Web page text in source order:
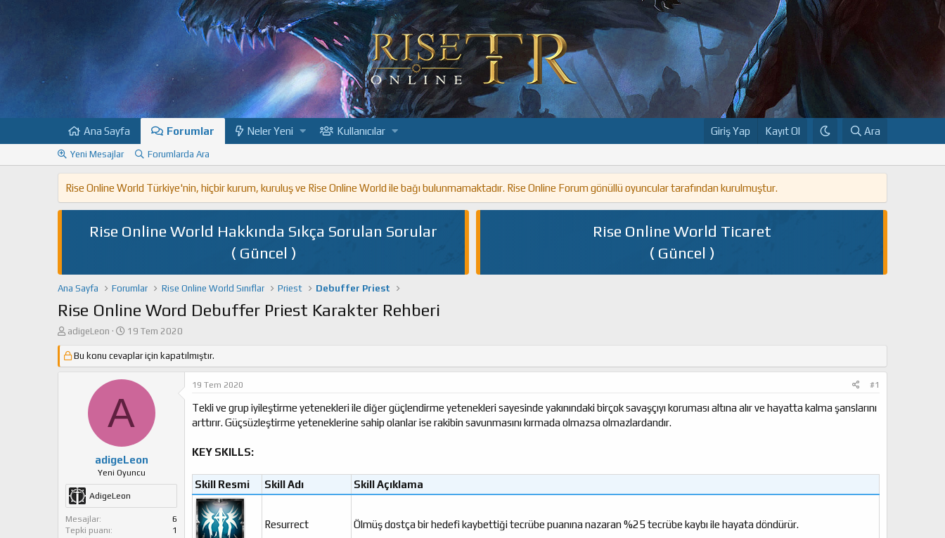
Ana Sayfa Forumlar Neler Yeni Kullanıcılar Giriş Yap Kayıt Ol Ara
Yeni Mesajlar Forumlarda Ara
Rise Online World Türkiye'nin, hiçbir kurum, kuruluş ve Rise Online World ile bağı bulunmamaktadır. Rise Online Forum gönüllü oyuncular tarafından kurulmuştur.
Rise Online World Hakkında Sıkça Sorulan Sorular
( Güncel )
Rise Online World Ticaret
( Güncel )
Ana Sayfa Forumlar Rise Online World Sınıflar Priest Debuffer Priest
Rise Online Word Debuffer Priest Karakter Rehberi
K
n
u
a
n
adigeLeon
B
ş
l
a
g
ı
t
a
r
i
h
i
19 Tem 2020
Bu konu cevaplar için kapatılmıştır.
A
adigeLeon
Yeni Oyuncu
AdigeLeon
Mesajlar
6
Tepki puanı
1
19 Tem 2020 #1
Tekli ve grup iyileştirme yetenekleri ile diğer güçlendirme yetenekleri sayesinde yakınındaki birçok savaşçıyı koruması altına alır ve hayatta kalma şanslarını
arttırır. Güçsüzleştirme yeteneklerine sahip olanlar ise rakibin savunmasını kırmada olmazsa olmazlardandır.
KEY SKILLS:
Skill Resmi​ Skill Adı​ Skill Açıklama​
Resurrect Ölmüş dostça bir hedefi kaybettiği tecrübe puanına nazaran %25 tecrübe kaybı ile hayata döndürür.